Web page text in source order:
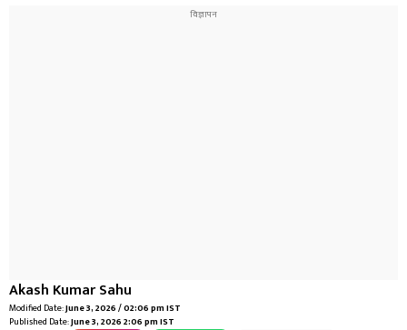
Akash Kumar Sahu
Modified Date:June 3, 2026 / 02:06 pm IST
Published Date:June 3, 2026 2:06 pm IST